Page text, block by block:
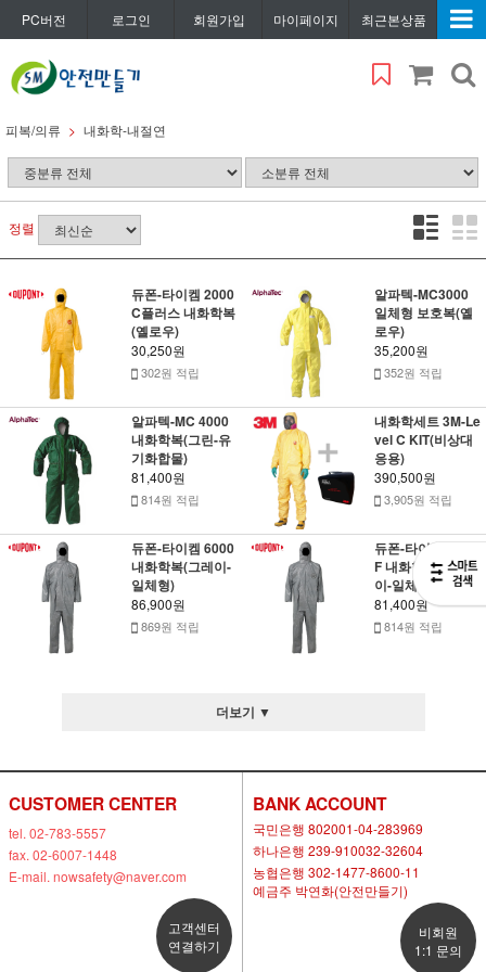
PC버전 로그인 회원가입 마이페이지 최근본상품
피복/의류 내화학-내절연
정렬
듀폰-타이켐 2000
C플러스 내화학복
(옐로우)
30,250원
302원 적립
알파텍-MC3000
일체형 보호복(옐
로우)
35,200원
352원 적립
알파텍-MC 4000
내화학복(그린-유
기화합물)
81,400원
814원 적립
내화학세트 3M-Le
vel C KIT(비상대
응용)
390,500원
3,905원 적립
듀폰-타이켐 6000
내화학복(그레이-
일체형)
86,900원
869원 적립
듀폰-타이켐6000
F 내화학복(그레
이-일체형)
81,400원
814원 적립
더보기 ▼
CUSTOMER CENTER
tel. 02-783-5557
fax. 02-6007-1448
E-mail. nowsafety@naver.com
고객센터
연결하기
BANK ACCOUNT
국민은행 802001-04-283969
하나은행 239-910032-32604
농협은행 302-1477-8600-11
예금주 박연화(안전만들기)
비회원
1:1 문의